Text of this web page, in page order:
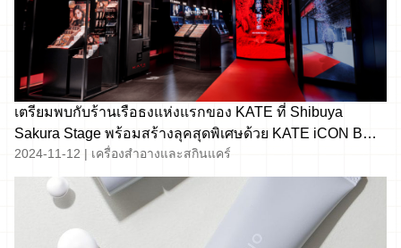
เตรียมพบกับร้านเรือธงแห่งแรกของ KATE ที่ Shibuya
Sakura Stage พร้อมสร้างลุคสุดพิเศษด้วย KATE iCON BOX
เครื่องแรกของโลก!
2024-11-12 | เครื่องสำอางและสกินแคร์